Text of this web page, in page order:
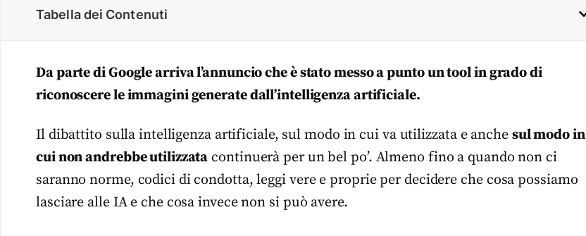
Tabella dei Contenuti
Da parte di Google arriva l’annuncio che è stato messo a punto un tool in grado di
riconoscere le immagini generate dall’intelligenza artificiale.
Il dibattito sulla intelligenza artificiale, sul modo in cui va utilizzata e anche sul modo in
cui non andrebbe utilizzata continuerà per un bel po’. Almeno fino a quando non ci
saranno norme, codici di condotta, leggi vere e proprie per decidere che cosa possiamo
lasciare alle IA e che cosa invece non si può avere.